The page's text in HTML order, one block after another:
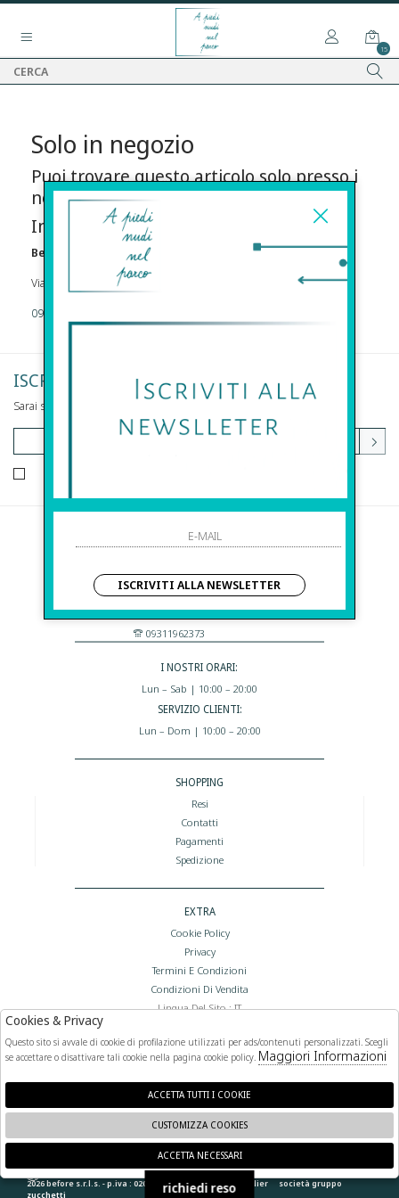
15
Solo in negozio
Puoi trovare questo articolo solo presso i
nostri punti vendita:
Info contatti
Before s.r.l.s.
Via Della Maestranza , 23 96100 Siracusa
09311962373
ISCRIVITI ALLA NEWSLETTER
Sarai sempre aggiornato su offerte e promozioni.
Before S.r.l.s.
Via Della Maestranza , 23
96100 Siracusa - Italia
Eshop@apiedinudinelparcoboutique.com
09311962373
I NOSTRI ORARI:
Lun – Sab | 10:00 – 20:00
SERVIZIO CLIENTI:
Lun – Dom | 10:00 – 20:00
SHOPPING
Resi
Contatti
Pagamenti
Spedizione
EXTRA
Cookie Policy
Privacy
Termini E Condizioni
Condizioni Di Vendita
Lingua Del Sito : IT
FOLLOW US
2026 before s.r.l.s. - p.iva : 02066400892 powered by atelier società gruppo
zucchetti
🍪
ISCRIVITI ALLA NEWSLETTER
richiedi reso
Cookies & Privacy
Questo sito si avvale di cookie di profilazione utilizzati per ads/contenuti personalizzati. Scegli
se accettare o disattivare tali cookie nella pagina cookie policy. Maggiori Informazioni
ACCETTA TUTTI I COOKIE
CUSTOMIZZA COOKIES
ACCETTA NECESSARI